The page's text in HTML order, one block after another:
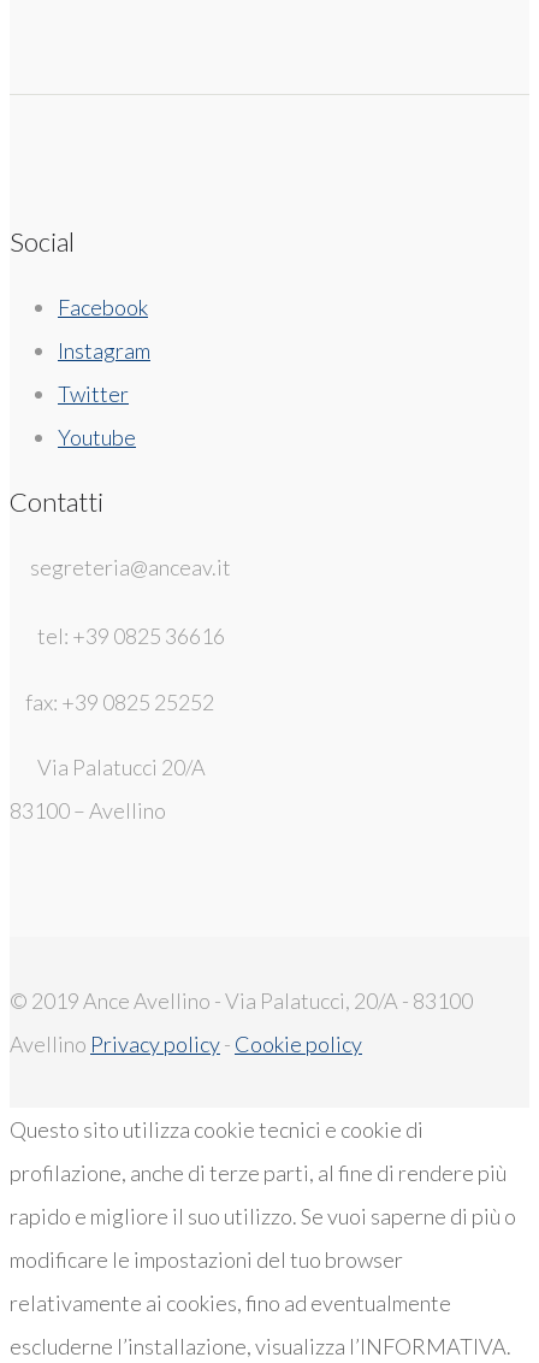
Social
Facebook
Instagram
Twitter
Youtube
Contatti
segreteria@anceav.it
tel: +39 0825 36616
fax: +39 0825 25252
Via Palatucci 20/A
83100 – Avellino
© 2019 Ance Avellino - Via Palatucci, 20/A - 83100
Avellino Privacy policy- Cookie policy
Questo sito utilizza cookie tecnici e cookie di
profilazione, anche di terze parti, al fine di rendere più
rapido e migliore il suo utilizzo. Se vuoi saperne di più o
modificare le impostazioni del tuo browser
relativamente ai cookies, fino ad eventualmente
escluderne l’installazione, visualizza l’INFORMATIVA.